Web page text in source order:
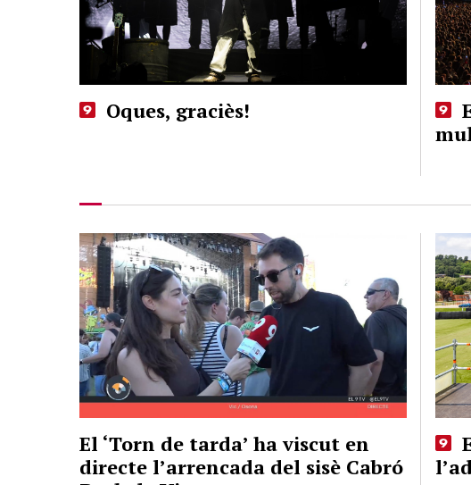
Oques, graciès!
El ‘Torn de tarda’ ha viscut en
directe l’arrencada del sisè Cabró